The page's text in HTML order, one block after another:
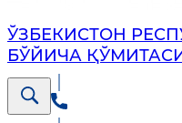
ЎЗБЕКИСТОН
БЎЙИЧА